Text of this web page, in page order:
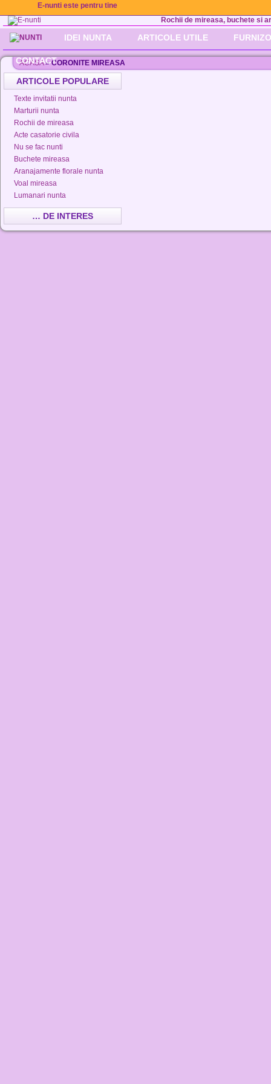
E-nunti este pentru tine
Rochii de mireasa, buchete si
IDEI NUNTA ARTICOLE UTILE
CONTACT
ACASA»CORONITE MIREASA
ARTICOLE POPULARE
Texte invitatii nunta
Marturii nunta
Rochii de mireasa
Acte casatorie civila
Nu se fac nunti
Buchete mireasa
Aranajamente florale nunta
Voal mireasa
Lumanari nunta
… DE INTERES